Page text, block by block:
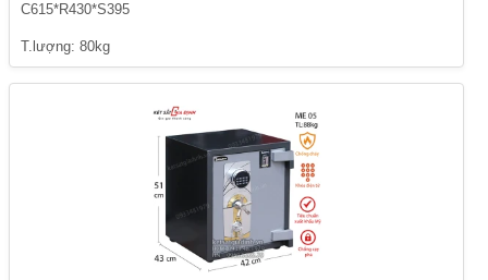
C615*R430*S395
T.lượng: 80kg